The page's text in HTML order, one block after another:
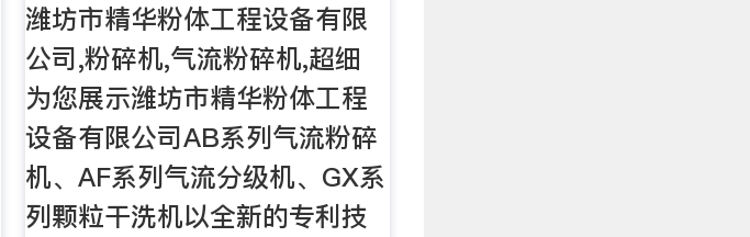
潍坊市精华粉体工程设备有限
公司,粉碎机,气流粉碎机,超细
为您展示潍坊市精华粉体工程
设备有限公司AB系列气流粉碎
机、AF系列气流分级机、GX系
列颗粒干洗机以全新的专利技